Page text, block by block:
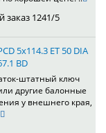
заказ 1241/5
5x114.3 ET 50 DIA
BD
штатный ключ
другие балонные
у внешнего края,